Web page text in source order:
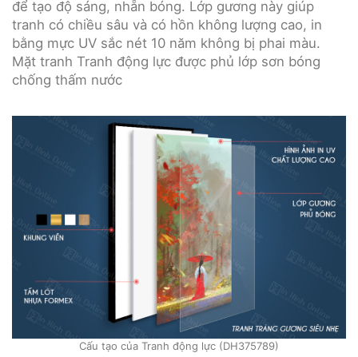
để tạo độ sáng, nhẵn bóng. Lớp gương này giúp
tranh có chiều sâu và có hồn không lượng cao, in
bằng mực UV sắc nét 10 năm không bị phai màu.
Mặt tranh Tranh động lực được phủ lớp sơn bóng
chống thấm nước
Cấu tạo của Tranh động lực (DH375789)